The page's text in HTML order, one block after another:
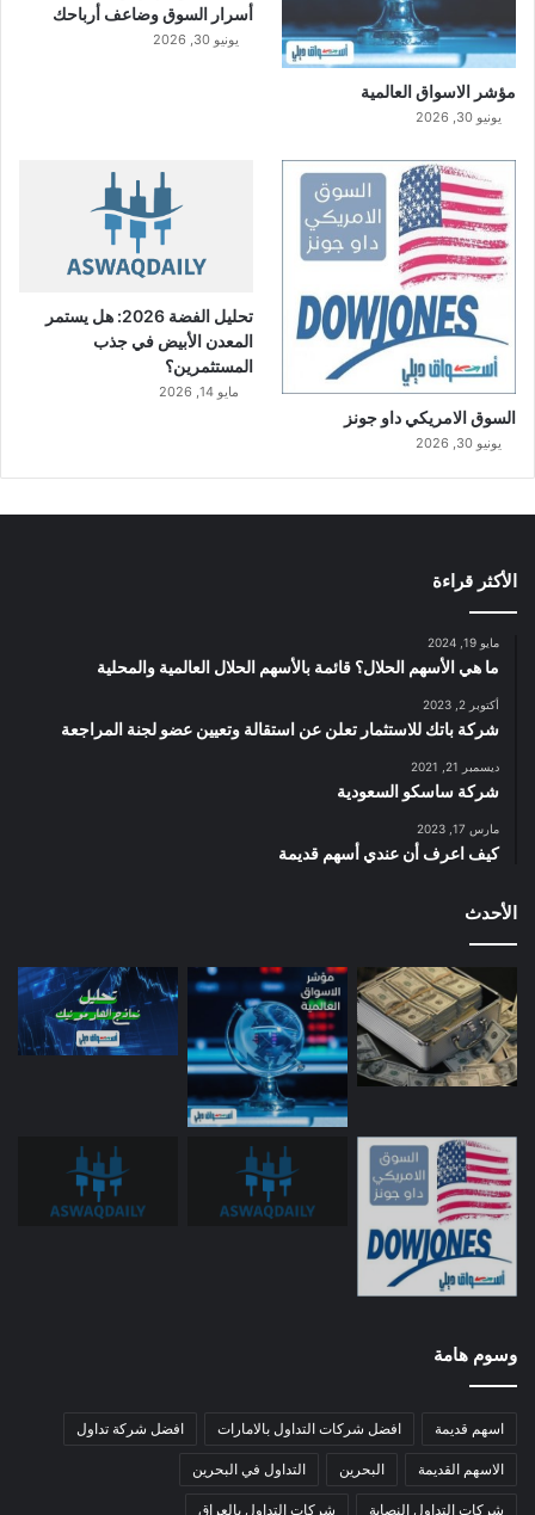
مؤشر الاسواق العالمية
يونيو 30, 2026
أسرار السوق وضاعف أرباحك
يونيو 30, 2026
السوق الامريكي داو جونز
يونيو 30, 2026
تحليل الفضة 2026: هل يستمر
المعدن الأبيض في جذب
المستثمرين؟
مايو 14, 2026
الأكثر قراءة
مايو 19, 2024
ما هي الأسهم الحلال؟ قائمة بالأسهم الحلال العالمية والمحلية
أكتوبر 2, 2023
شركة باتك للاستثمار تعلن عن استقالة وتعيين عضو لجنة المراجعة
ديسمبر 21, 2021
شركة ساسكو السعودية
مارس 17, 2023
كيف اعرف أن عندي أسهم قديمة
الأحدث
وسوم هامة
اسهم قديمة افضل شركات التداول بالامارات افضل شركة تداول
الاسهم القديمة البحرين التداول في البحرين
شركات التداول النصابة شركات التداول بالعراق